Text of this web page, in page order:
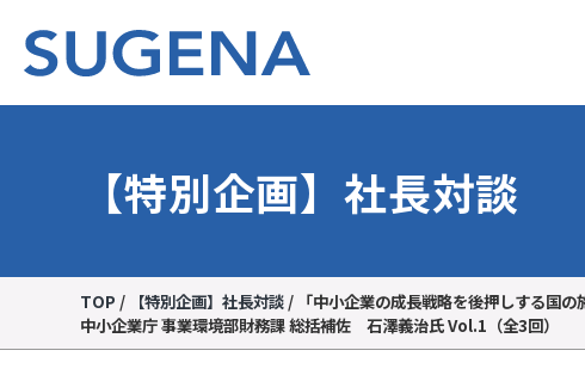
【特別企画】社長対談
TOP / 【特別企画】社長対談 / 「中小企業の成長戦略を後押しする国の
中小企業庁 事業環境部財務課 総括補佐 石澤義治氏 Vol.1（全3回）